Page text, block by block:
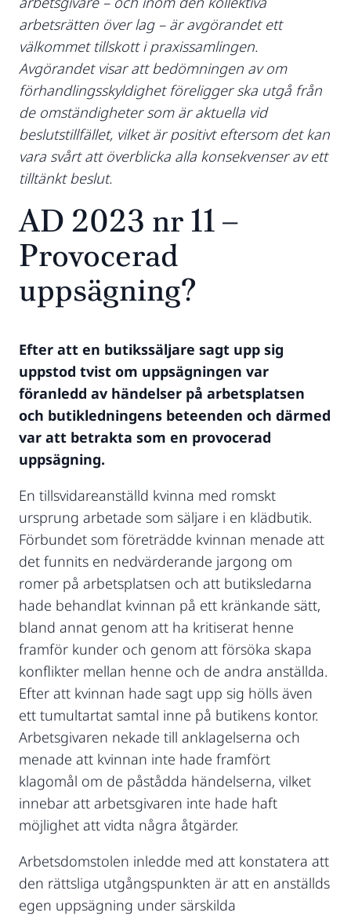
arbetsrätten över lag – är avgörandet ett
välkommet tillskott i praxissamlingen.
Avgörandet visar att bedömningen av om
förhandlingsskyldighet föreligger ska utgå från
de omständigheter som är aktuella vid
beslutstillfället, vilket är positivt eftersom det kan
vara svårt att överblicka alla konsekvenser av ett
tilltänkt beslut.
AD 2023 nr 11 –
Provocerad
uppsägning?
Efter att en butikssäljare sagt upp sig
uppstod tvist om uppsägningen var
föranledd av händelser på arbetsplatsen
och butikledningens beteenden och därmed
var att betrakta som en provocerad
uppsägning.
En tillsvidareanställd kvinna med romskt
ursprung arbetade som säljare i en klädbutik.
Förbundet som företrädde kvinnan menade att
det funnits en nedvärderande jargong om
romer på arbetsplatsen och att butiksledarna
hade behandlat kvinnan på ett kränkande sätt,
bland annat genom att ha kritiserat henne
framför kunder och genom att försöka skapa
konflikter mellan henne och de andra anställda.
Efter att kvinnan hade sagt upp sig hölls även
ett tumultartat samtal inne på butikens kontor.
Arbetsgivaren nekade till anklagelserna och
menade att kvinnan inte hade framfört
klagomål om de påstådda händelserna, vilket
innebar att arbetsgivaren inte hade haft
möjlighet att vidta några åtgärder.
Arbetsdomstolen inledde med att konstatera att
den rättsliga utgångspunkten är att en anställds
egen uppsägning under särskilda